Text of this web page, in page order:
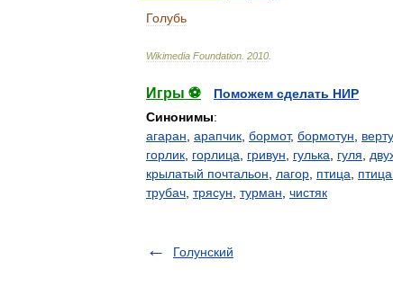
Голубь
Wikimedia Foundation 2010
Игры ⚽
Поможем сделать НИР
Синонимы:
агаран арапчик бормот, бормотун
горлик горлица гривун гулька гуля
крылатый почтальон
лагор птица
трубач трясун турман чистяк
Голунский